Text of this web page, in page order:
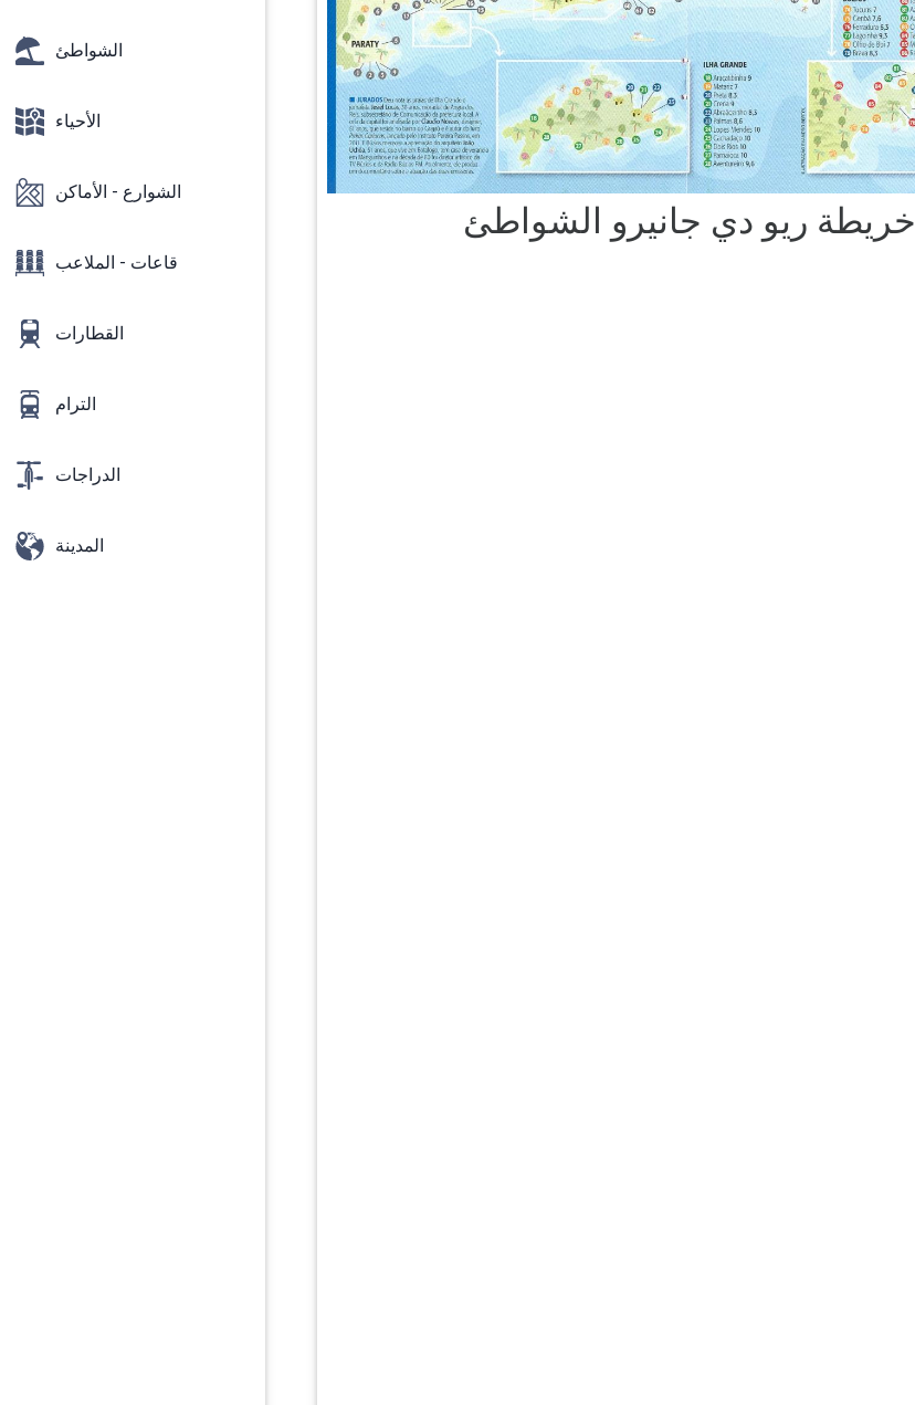
الشواطئ
الأحياء
الشوارع - الأماكن
قاعات - الملاعب
القطارات
الترام
الدراجات
المدينة
خريطة ريو دي جانيرو الشواطئ